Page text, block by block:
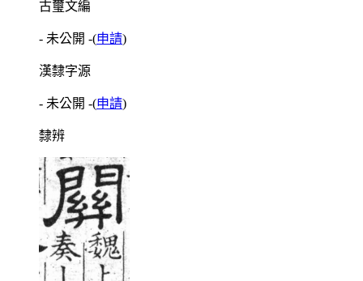
古璽文編
- 未公開 -(申請)
漢隸字源
- 未公開 -(申請)
隸辨